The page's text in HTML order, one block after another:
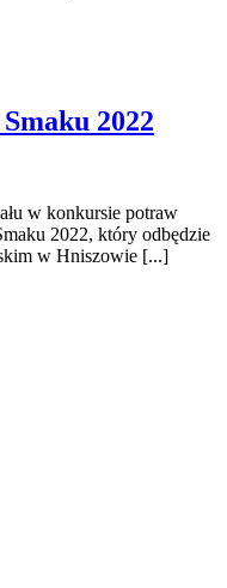
2022
w konkursie potraw
2022, który odbędzie
w Hniszowie [...]